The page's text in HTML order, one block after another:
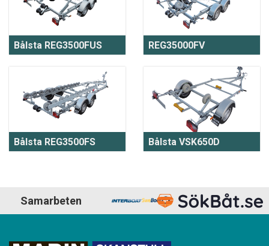
Bålsta REG3500FUS REG35000FV
Bålsta REG3500FS Bålsta VSK650D
Samarbeten